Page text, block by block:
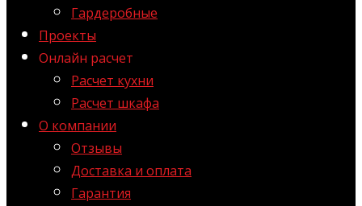
Гардеробные
Проекты
Онлайн расчет
Расчет кухни
Расчет шкафа
О компании
Отзывы
Доставка и оплата
Гарантия